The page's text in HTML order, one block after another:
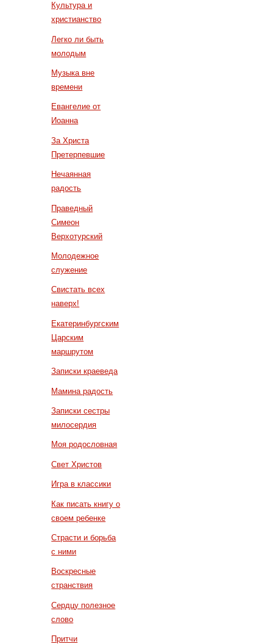
Культура и
христианство
Легко ли быть
молодым
Музыка вне
времени
Евангелие от
Иоанна
За Христа
Претерпевшие
Нечаянная
радость
Праведный
Симеон
Верхотурский
Молодежное
служение
Свистать всех
наверх!
Екатеринбургским
Царским
маршрутом
Записки краеведа
Мамина радость
Записки сестры
милосердия
Моя родословная
Свет Христов
Игра в классики
Как писать книгу о
своем ребенке
Страсти и борьба
с ними
Воскресные
странствия
Сердцу полезное
слово
Притчи